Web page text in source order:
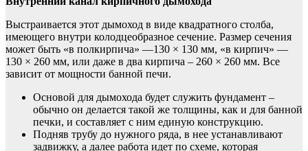
Выстраивается этот дымоход в виде квадратного столба,
имеющего внутри колодцеобразное сечение. Размер сечения
может быть «в полкирпича» —130 × 130 мм, «в кирпич» —
130 × 260 мм, или даже в два кирпича – 260 × 260 мм. Все
зависит от мощности банной печи.
Основой для дымохода будет служить фундамент –
обычно он делается такой же толщины, как и для банной
печки, и составляет с ним единую конструкцию.
Подняв трубу до нужного ряда, в нее устанавливают
задвижку, а далее работа идет по схеме, которая